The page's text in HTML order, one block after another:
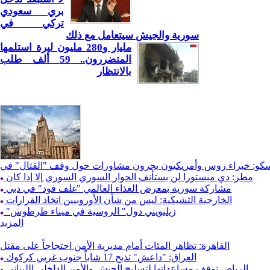
بري سعودي
تركي في
سورية والجيش سيتعامل مع ذلك
مليار و280 مليون ليرة استلمها
المتضررون.. 59 ألف طلب
بالانتظار
خبراء روس وأمريكيون يجرون مشاورات حول وقف "القتال" في
مطر: دي ميستورا لن يستأنف الحوار السوري السوري إلا إذا كان
مشاركة سورية بمعرض الغذاء العالمي "غلف فود" في دبي
الخارجية التشيكية: ليس من شأن الأوروبيين اتخاذ القرارات
"زيليويني دول" الروسية في ميناء طرطوس
المزيد
القاهرة: تظاهر المئات أمام مديرية الأمن احتجاجاً على مقتل
العراق: "داعش" تذبح 17 شاباً جنوب غربي كركوك